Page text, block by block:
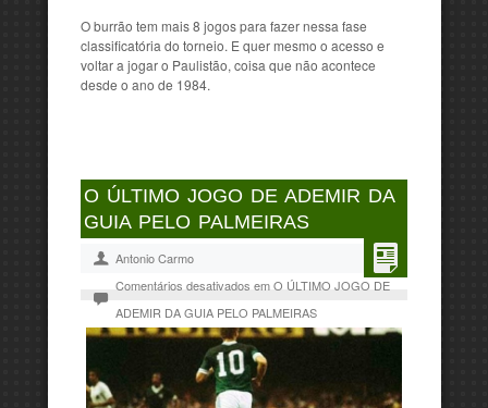
O burrão tem mais 8 jogos para fazer nessa fase
classificatória do torneio. E quer mesmo o acesso e
voltar a jogar o Paulistão, coisa que não acontece
desde o ano de 1984.
O ÚLTIMO JOGO DE ADEMIR DA
GUIA PELO PALMEIRAS
Antonio Carmo
Comentários desativados em O ÚLTIMO JOGO DE
ADEMIR DA GUIA PELO PALMEIRAS